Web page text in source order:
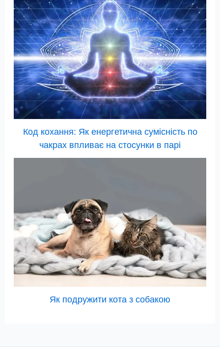
Код кохання: Як енергетична сумісність по
чакрах впливає на стосунки в парі
Як подружити кота з собакою